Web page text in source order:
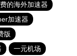
的海外加速器
加速器
版
一元机场